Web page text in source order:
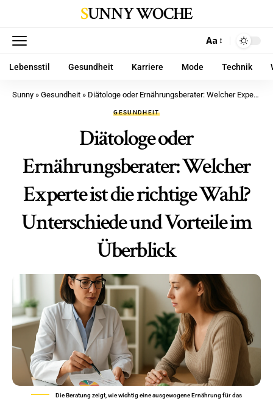
SUNNY WOCHE
Aa
Lebensstil Gesundheit Karriere Mode Technik
Sunny » Gesundheit » Diätologe oder Ernährungsberater: Welcher Experte ist die richtige Wahl? Unterschiede und Vorteile im Überblick
GESUNDHEIT
Diätologe oder
Ernährungsberater: Welcher
Experte ist die richtige Wahl?
Unterschiede und Vorteile im
Überblick
Die Beratung zeigt, wie wichtig eine ausgewogene Ernährung für das